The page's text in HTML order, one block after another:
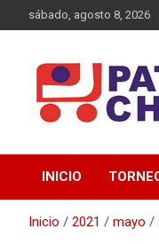
al
sábado, agosto 8, 2026
Patines
INICIO
Inicio 2021 mayo